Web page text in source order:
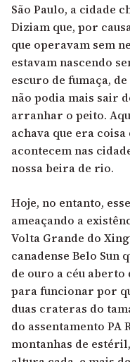
São Paulo, a cidade
Diziam que, por
que operavam sem
estavam nascendo
escuro de fumaça,
não podia mais sair
arranhar o peito.
achava que era coisa
acontecem nas
nossa beira de rio.
Hoje, no entanto,
ameaçando a
Volta Grande do
canadense Belo
de ouro a céu
para funcionar por
duas crateras do
do assentamento PA
montanhas de